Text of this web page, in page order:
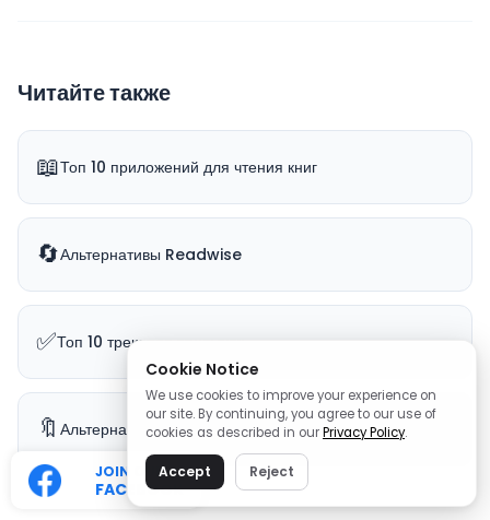
JOIN OUR
FACEBOOK
Читайте также
📖Топ 10 приложений для чтения книг
🔄Альтернативы Readwise
✅Топ 10 трекеров привычек
🔖 Альтернативы Pocket
Cookie Notice
We use cookies to improve your experience on
our site. By continuing, you agree to our use of
cookies as described in ourPrivacy Policy.
Accept Reject